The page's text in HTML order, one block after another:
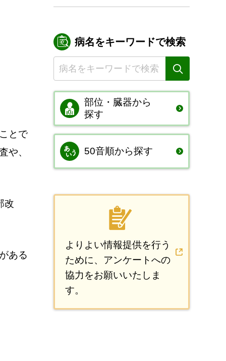
とで
や、
改
ある
病名をキーワードで検索
部位・臓器から
探す
50音順から探す
よりよい情報提供を行う
ために、アンケートへの
協力をお願いいたしま
す。